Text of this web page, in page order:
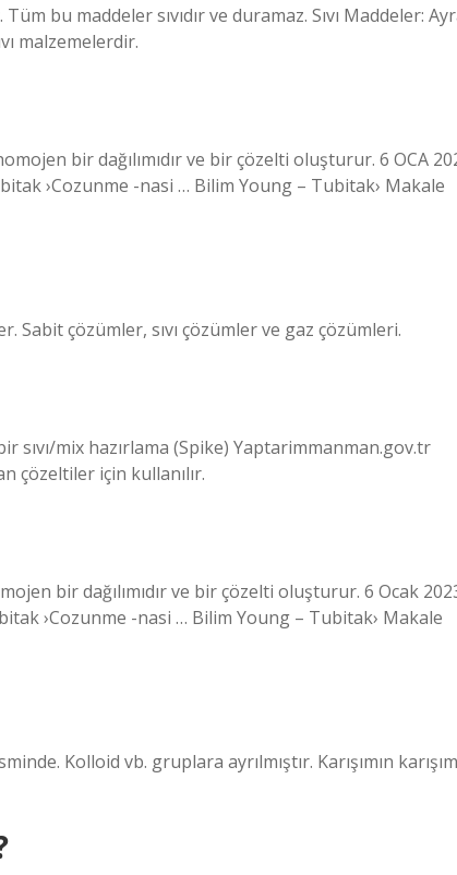
bu maddeler sıvıdır ve duramaz. Sıvı Maddeler:
malzemelerdir.
bir dağılımıdır ve bir çözelti oluşturur. 6 OCA
›Cozunme -nasi … Bilim Young – Tubitak› Makale
Sabit çözümler, sıvı çözümler ve gaz çözümleri.
sıvı/mix hazırlama (Spike) Yaptarimmanman.gov.tr
çözeltiler için kullanılır.
bir dağılımıdır ve bir çözelti oluşturur. 6 Ocak
›Cozunme -nasi … Bilim Young – Tubitak› Makale
Kolloid vb. gruplara ayrılmıştır. Karışımın